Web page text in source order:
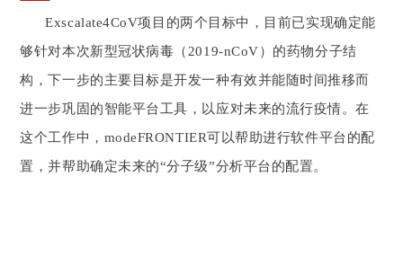
Exscalate4CoV项目的两个目标中，目前已实现确定能
够针对本次新型冠状病毒（2019-nCoV）的药物分子结
构，下一步的主要目标是开发一种有效并能随时间推移而
进一步巩固的智能平台工具，以应对未来的流行疫情。在
这个工作中，modeFRONTIER可以帮助进行软件平台的配
置，并帮助确定未来的“分子级”分析平台的配置。